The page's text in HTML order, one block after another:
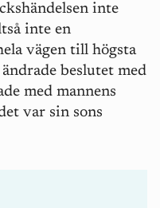
inte
inte en
vägen till högsta
beslutet med
med mannens
var sin sons